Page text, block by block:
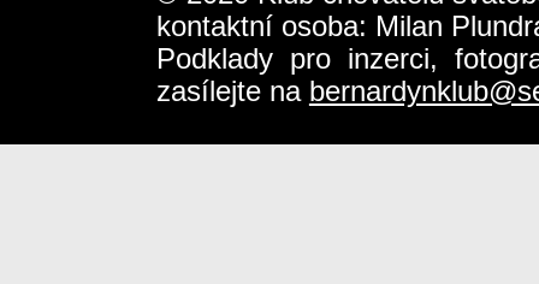
kontaktní osoba: Milan
Podklady pro inzerci,
zasílejte na